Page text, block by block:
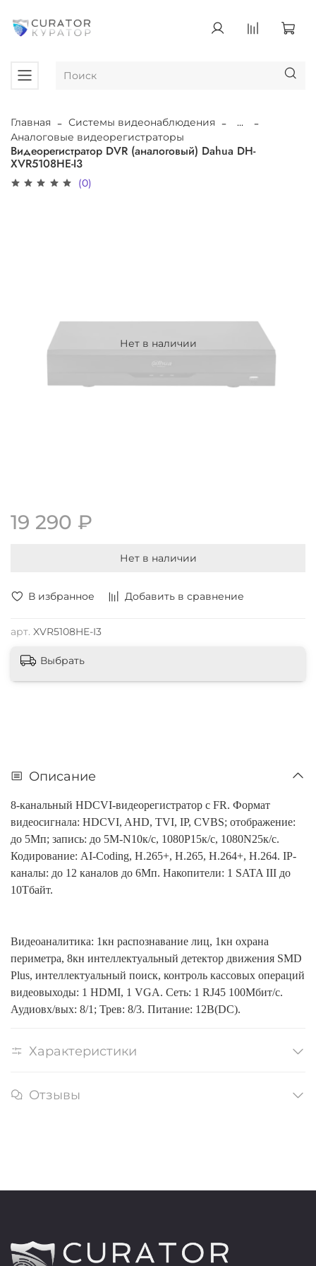
Главная Системы видеонаблюдения
...
Аналоговые видеорегистраторы
Видеорегистратор DVR (аналоговый) Dahua DH-
XVR5108HE-I3
(0)
В избранное Добавить в сравнение
арт. XVR5108HE-I3
Нет в наличии
19 290 ₽
Нет в наличии
Выбрать
Описание
8-канальный HDCVI-видеорегистратор с FR. Формат
видеосигнала: HDCVI, AHD, TVI, IP, CVBS; отображение:
до 5Мп; запись: до 5M-N10к/с, 1080P15к/с, 1080N25к/с.
Кодирование: AI-Coding, H.265+, H.265, H.264+, H.264. IP-
каналы: до 12 каналов до 6Мп. Накопители: 1 SATA III до
10Тбайт.
Видеоаналитика: 1кн распознавание лиц, 1кн охрана
периметра, 8кн интеллектуальный детектор движения SMD
Plus, интеллектуальный поиск, контроль кассовых операций
видеовыходы: 1 HDMI, 1 VGA. Сеть: 1 RJ45 100Мбит/с.
Аудиовх/вых: 8/1; Трев: 8/3. Питание: 12В(DC).
Характеристики
Отзывы